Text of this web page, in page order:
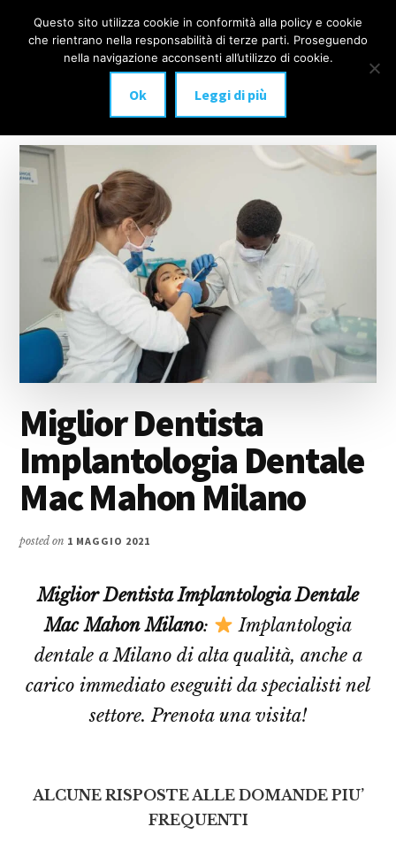
Additional
menu
IMPLANTOLOGIA
DENTALE
anche
a
carico
immediato!
Menu
Miglior Dentista
Implantologia Dentale
Mac Mahon Milano
posted on 1 MAGGIO 2021
Miglior Dentista Implantologia Dentale
Mac Mahon Milano:
Implantologia
dentale a Milano di alta qualità, anche a
carico immediato eseguiti da specialisti nel
settore. Prenota una visita!
ALCUNE RISPOSTE ALLE DOMANDE PIU’
FREQUENTI
Questo sito utilizza cookie in conformità alla policy e cookie
che rientrano nella responsabilità di terze parti. Proseguendo
nella navigazione acconsenti all’utilizzo di cookie.
Ok Leggi di più